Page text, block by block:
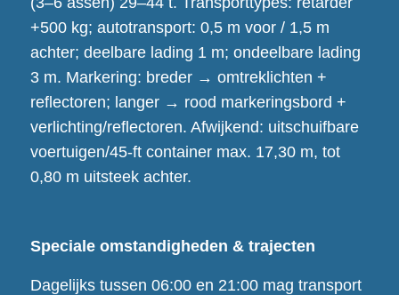
+500 kg; autotransport: 0,5 m voor / 1,5 m
achter; deelbare lading 1 m; ondeelbare lading
3 m. Markering: breder → omtreklichten +
reflectoren; langer → rood markeringsbord +
verlichting/reflectoren. Afwijkend: uitschuifbare
voertuigen/45-ft container max. 17,30 m, tot
0,80 m uitsteek achter.
Speciale omstandigheden & trajecten
Dagelijks tussen 06:00 en 21:00 mag transport